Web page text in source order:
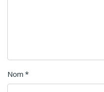
Nom*